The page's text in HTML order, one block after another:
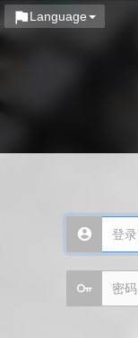
Language